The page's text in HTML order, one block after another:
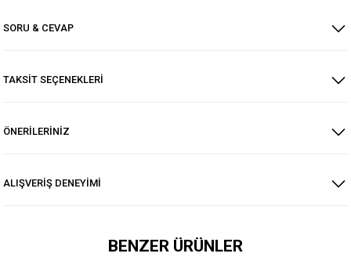
SORU & CEVAP
TAKSİT SEÇENEKLERİ
ÖNERİLERİNİZ
ALIŞVERİŞ DENEYİMİ
BENZER ÜRÜNLER